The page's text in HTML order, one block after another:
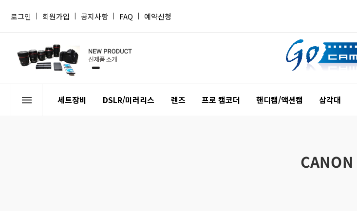
로그인 | 회원가입 | 공지사항 | FAQ | 예약신청
세트장비 DSLR/미러리스 렌즈 프로 캠코더 핸디캠/액션캠 삼각대
CANON